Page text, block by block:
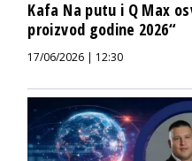
Kafa Na putu i Q Max
proizvod godine 2026“
17/06/2026 | 12:30